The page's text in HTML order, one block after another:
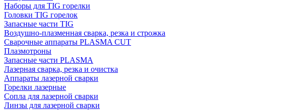
Наборы для TIG горелки
Головки TIG горелок
Запасные части TIG
Воздушно-плазменная сварка, резка и строжка
Сварочные аппараты PLASMA CUT
Плазмотроны
Запасные части PLASMA
Лазерная сварка, резка и очистка
Аппараты лазерной сварки
Горелки лазерные
Сопла для лазерной сварки
Линзы для лазерной сварки